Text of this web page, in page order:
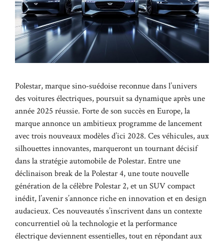
Polestar, marque sino-suédoise reconnue dans l’univers
des voitures électriques, poursuit sa dynamique après une
année 2025 réussie. Forte de son succès en Europe, la
marque annonce un ambitieux programme de lancement
avec trois nouveaux modèles d’ici 2028. Ces véhicules, aux
silhouettes innovantes, marqueront un tournant décisif
dans la stratégie automobile de Polestar. Entre une
déclinaison break de la Polestar 4, une toute nouvelle
génération de la célèbre Polestar 2, et un SUV compact
inédit, l’avenir s’annonce riche en innovation et en design
audacieux. Ces nouveautés s’inscrivent dans un contexte
concurrentiel où la technologie et la performance
électrique deviennent essentielles, tout en répondant aux